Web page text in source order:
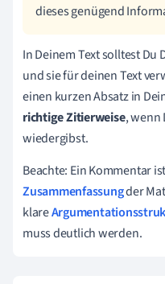
dieses genügend
In Deinem Text solltest Du
und sie für deinen Text
einen kurzen Absatz in
richtige Zitierweise, wenn
wiedergibst.
Beachte: Ein Kommentar ist
Zusammenfassungder
klare
muss deutlich werden.